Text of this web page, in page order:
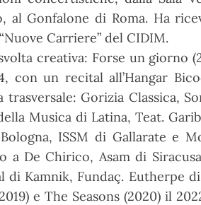
al Gonfalone di Roma. Ha
Carriere” del CIDIM.
creativa: Forse un giorno
con un recital all’Hangar
Gorizia Classica,
Musica di Latina, Teat.
ISSM di Gallarate e
a De Chirico, Asam di
di Kamnik, Fundaç. Eutherpe
e The Seasons (2020) il